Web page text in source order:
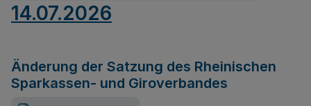
14.07.2026
Änderung der Satzung des Rheinischen
Sparkassen- und Giroverbandes